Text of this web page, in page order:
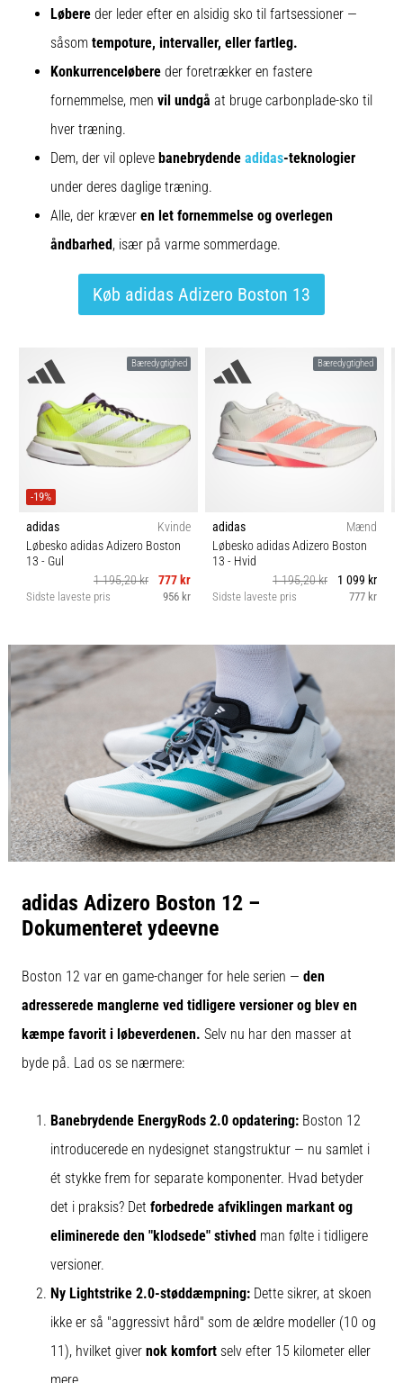
Løbere der leder efter en alsidig sko til fartsessioner —
såsom tempoture, intervaller, eller fartleg.
Konkurrenceløbere der foretrækker en fastere
fornemmelse, men vil undgå at bruge carbonplade-sko til
hver træning.
Dem, der vil opleve banebrydende adidas-teknologier
under deres daglige træning.
Alle, der kræver en let fornemmelse og overlegen
åndbarhed, især på varme sommerdage.
Køb adidas Adizero Boston 13
Bæredygtighed
-19%
adidas
Kvinde
Løbesko adidas Adizero Boston
13 - Gul
1 195,20 kr
777 kr
Sidste laveste pris 956 kr
Bæredygtighed
adidas
Mænd
Løbesko adidas Adizero Boston
13 - Hvid
1 195,20 kr
1 099 kr
Sidste laveste pris 777 kr
adidas Adizero Boston 12 –
Dokumenteret ydeevne
Boston 12 var en game-changer for hele serien — den
adresserede manglerne ved tidligere versioner og blev en
kæmpe favorit i løbeverdenen. Selv nu har den masser at
byde på. Lad os se nærmere:
Banebrydende EnergyRods 2.0 opdatering: Boston 12
introducerede en nydesignet stangstruktur — nu samlet i
ét stykke frem for separate komponenter. Hvad betyder
det i praksis? Det forbedrede afviklingen markant og
eliminerede den "klodsede" stivhed man følte i tidligere
versioner.
Ny Lightstrike 2.0-støddæmpning: Dette sikrer, at skoen
ikke er så "aggressivt hård" som de ældre modeller (10 og
11), hvilket giver nok komfort selv efter 15 kilometer eller